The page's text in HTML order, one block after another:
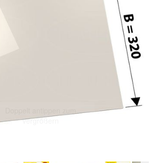
vergrößern